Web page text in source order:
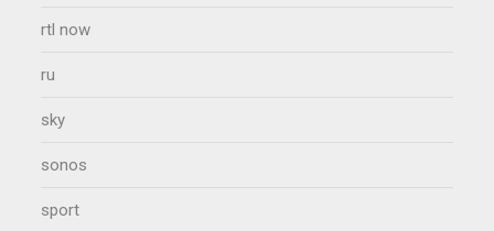
rtl now
ru
sky
sonos
sport